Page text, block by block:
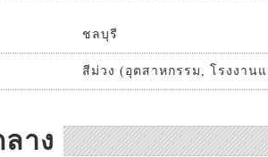
ชลบุรี
สีม่วง (อุตสาหกรรม, โรงงาน
าง